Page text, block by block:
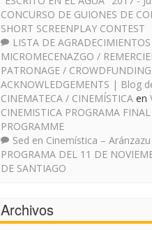
CONCURSO DE GUIONES DE
SHORT SCREENPLAY CONTEST
LISTA DE
MICROMECENAZGO /
PATRONAGE / CROWDFUNDING
ACKNOWLEDGEMENTS | Blog
CINEMATECA / CINEMÍSTICA en
CINEMISTICA PROGRAMA
PROGRAMME
Sed en Cinemística –
PROGRAMA DEL 11 DE
DE SANTIAGO
Archivos